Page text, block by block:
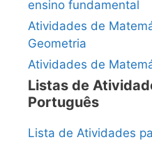
ensino fundamental
Atividades de
Geometria
Atividades de
Listas de
Português
Lista de Atividades